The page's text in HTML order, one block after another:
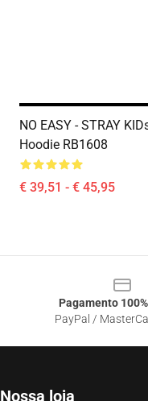
NO EASY - STRAY
Hoodie RB1608
€ 39,51 - € 45,95
Pagamento
PayPal /
Nossa loja